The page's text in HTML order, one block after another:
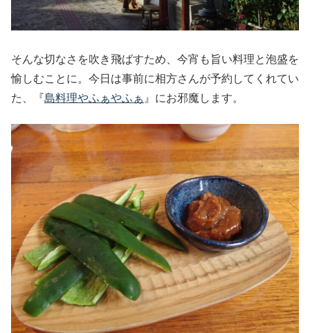
そんな切なさを吹き飛ばすため、今宵も旨い料理と泡盛を
愉しむことに。今日は事前に相方さんが予約してくれてい
た、『島料理やふぁやふぁ 』にお邪魔します。